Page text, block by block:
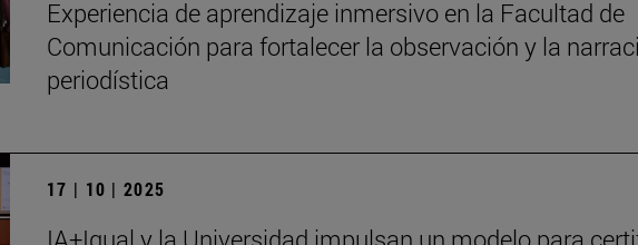
Experiencia de aprendizaje inmersivo en la Facultad de
Comunicación para fortalecer la observación y la
periodística
17 | 10 | 2025